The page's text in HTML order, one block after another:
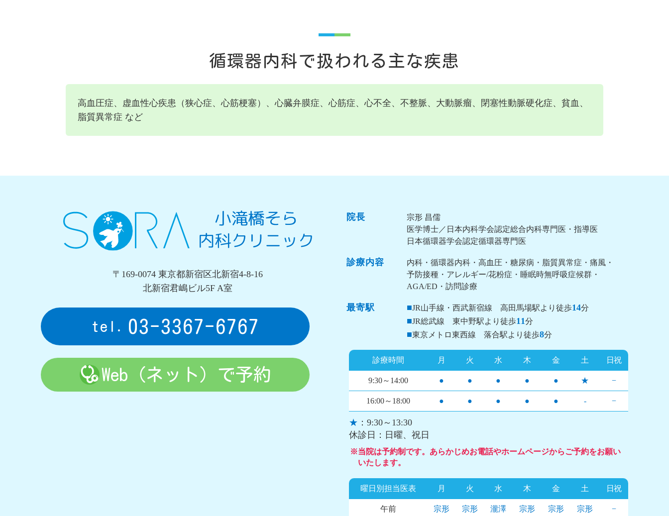
循環器内科で扱われる主な疾患
高血圧症、虚血性心疾患（狭心症、心筋梗塞）、心臓弁膜症、心筋症、心不全、不整脈、大動脈瘤、閉塞性動脈硬化症、貧血、
脂質異常症 など
〒169-0074 東京都新宿区北新宿4-8-16
北新宿君嶋ビル5F A室
03-3367-6767
Web（ネット）で予約
院長
宗形 昌儒
医学博士／日本内科学会認定総合内科専門医・指導医
日本循環器学会認定循環器専門医
診療内容
内科・循環器内科・高血圧・糖尿病・脂質異常症・痛風・
予防接種・アレルギー/花粉症・睡眠時無呼吸症候群・
AGA/ED・訪問診療
最寄駅 ■JR山手線・西武新宿線 高田馬場駅より徒歩14分
■JR総武線 東中野駅より徒歩11分
■東京メトロ東西線 落合駅より徒歩8分
診療時間 月 火 水 木 金 土 日祝
9:30～14:00 ● ● ● ● ● ★ −
16:00～18:00 ● ● ● ● ● - −
★ ：9:30～13:30
休診日：日曜、祝日
※当院は予約制です。あらかじめお電話やホームページからご予約をお願い
いたします。
曜日別担当医表 月 火 水 木 金 土 日祝
午前 宗形 宗形 瀧澤 宗形 宗形 宗形 −